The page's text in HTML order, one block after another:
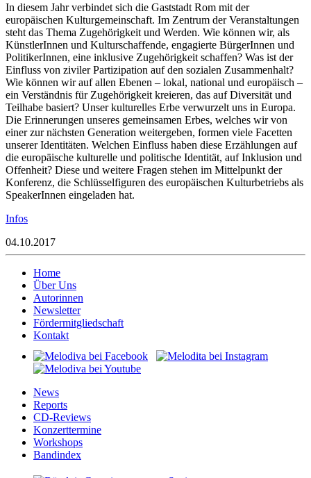
In diesem Jahr verbindet sich die Gaststadt Rom mit der
europäischen Kulturgemeinschaft. Im Zentrum der Veranstaltungen
steht das Thema Zugehörigkeit und Werden. Wie können wir, als
KünstlerInnen und Kulturschaffende, engagierte BürgerInnen und
PolitikerInnen, eine inklusive Zugehörigkeit schaffen? Was ist der
Einfluss von ziviler Partizipation auf den sozialen Zusammenhalt?
Wie können wir auf allen Ebenen – lokal, national und europäisch –
ein Verständnis für Zugehörigkeit kreieren, das auf Diversität und
Teilhabe basiert? Unser kulturelles Erbe verwurzelt uns in Europa.
Die Erinnerungen unseres gemeinsamen Erbes, welches wir von
einer zur nächsten Generation weitergeben, formen viele Facetten
unserer Identitäten. Welchen Einfluss haben diese Erzählungen auf
die europäische kulturelle und politische Identität, auf Inklusion und
Offenheit? Diese und weitere Fragen stehen im Mittelpunkt der
Konferenz, die Schlüsselfiguren des europäischen Kulturbetriebs als
SpeakerInnen eingeladen hat.
Infos
04.10.2017
Home
Über Uns
Autorinnen
Newsletter
Fördermitgliedschaft
Kontakt
News
Reports
CD-Reviews
Konzerttermine
Workshops
Bandindex